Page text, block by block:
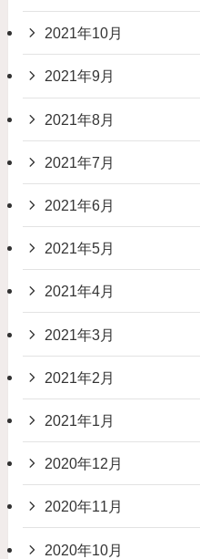
2021年10月
2021年9月
2021年8月
2021年7月
2021年6月
2021年5月
2021年4月
2021年3月
2021年2月
2021年1月
2020年12月
2020年11月
2020年10月